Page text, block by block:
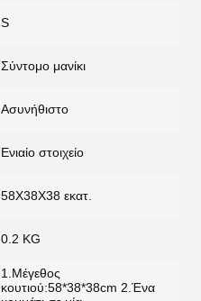
S
Σύντομο μανίκι
Ασυνήθιστο
Ενιαίο στοιχείο
58X38X38 εκατ.
0.2 KG
1.Μέγεθος
κουτιού:58*38*38cm 2.Ένα